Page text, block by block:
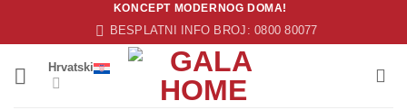
KONCEPT MODERNOG DOMA!
BESPLATNI INFO BROJ: 0800 80077
Hrvatski